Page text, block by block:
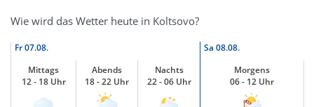
Wie wird das Wetter heute in Koltsovo?
Fr07.08. Sa 08.08.
Mittags
12 - 18 Uhr
Abends
18 - 22 Uhr
Nachts
22 - 06 Uhr
Morgens
06 - 12 Uhr